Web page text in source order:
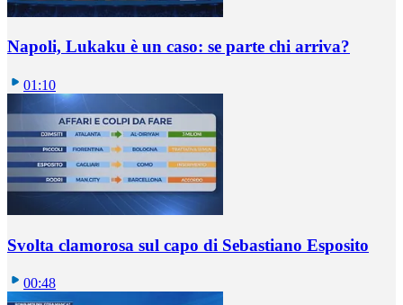
Napoli, Lukaku è un caso: se parte chi arriva?
01:10
Svolta clamorosa sul capo di Sebastiano Esposito
00:48